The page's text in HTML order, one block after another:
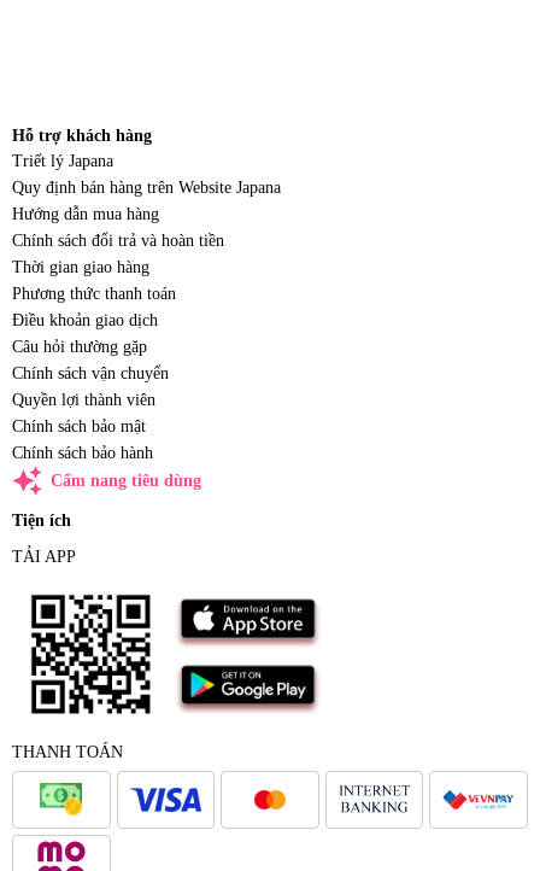
Hỗ trợ khách hàng
Triết lý Japana
Quy định bán hàng trên Website Japana
Hướng dẫn mua hàng
Chính sách đổi trả và hoàn tiền
Thời gian giao hàng
Phương thức thanh toán
Điều khoản giao dịch
Câu hỏi thường gặp
Chính sách vận chuyển
Quyền lợi thành viên
Chính sách bảo mật
Chính sách bảo hành
auto_awesome Cẩm nang tiêu dùng
Tiện ích
TẢI APP
THANH TOÁN